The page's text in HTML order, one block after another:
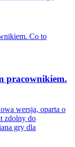
pracownikiem.
wersja, oparta o
zdolny do
gry dla